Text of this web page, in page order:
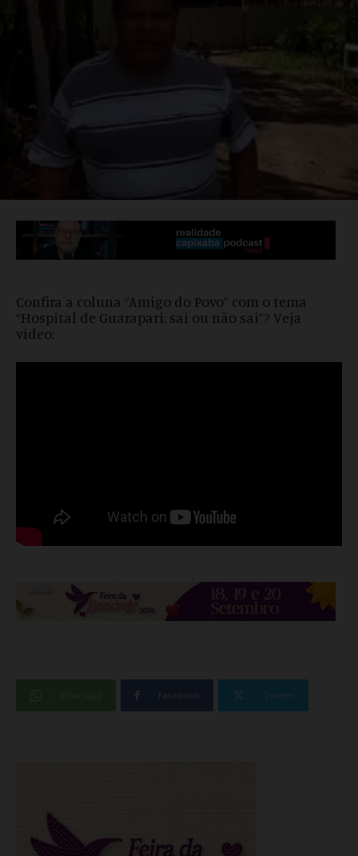
Confira a coluna “Amigo do Povo” com o tema
“Hospital de Guarapari: sai ou não sai”? Veja
vídeo:
Facebook Twitter